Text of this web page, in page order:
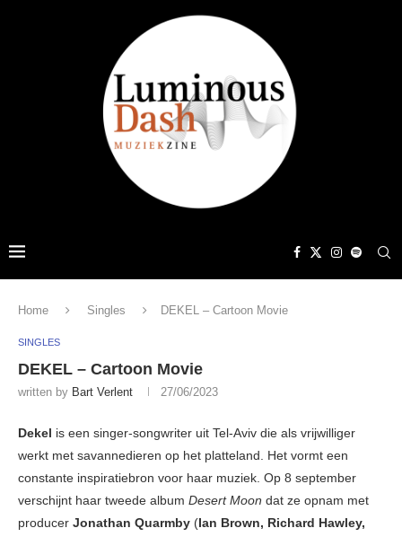
Home Singles DEKEL – Cartoon Movie
SINGLES
DEKEL – Cartoon Movie
written by Bart Verlent 27/06/2023
Dekel is een singer-songwriter uit Tel-Aviv die als vrijwilliger
werkt met savannedieren op het platteland. Het vormt een
constante inspiratiebron voor haar muziek. Op 8 september
verschijnt haar tweede album Desert Moon dat ze opnam met
producer Jonathan Quarmby (Ian Brown, Richard Hawley,